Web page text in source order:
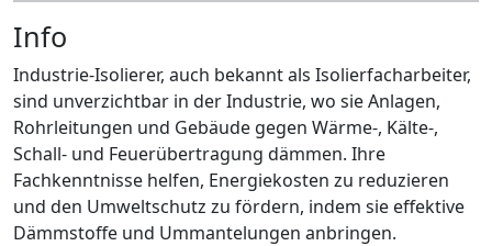
Info
Industrie-Isolierer, auch bekannt als Isolierfacharbeiter,
sind unverzichtbar in der Industrie, wo sie Anlagen,
Rohrleitungen und Gebäude gegen Wärme-, Kälte-,
Schall- und Feuerübertragung dämmen. Ihre
Fachkenntnisse helfen, Energiekosten zu reduzieren
und den Umweltschutz zu fördern, indem sie effektive
Dämmstoffe und Ummantelungen anbringen.